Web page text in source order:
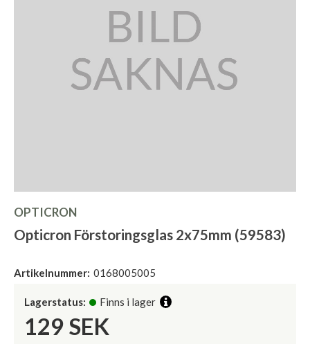
OPTICRON
Opticron Förstoringsglas 2x75mm (59583)
Artikelnummer: 0168005005
Lagerstatus: Finns i lager
129 SEK